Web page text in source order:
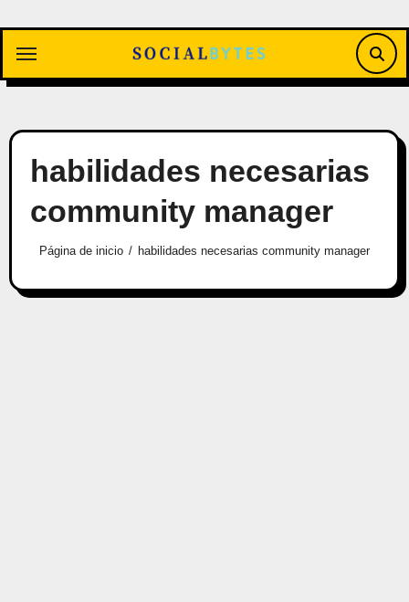
contenido
habilidades necesarias
community manager
Página de inicio habilidades necesarias community manager